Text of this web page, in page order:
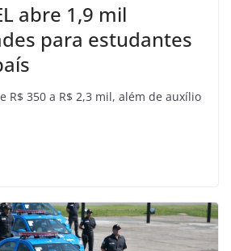
abre 1,9 mil
para estudantes
R$ 350 a R$ 2,3 mil, além de auxílio